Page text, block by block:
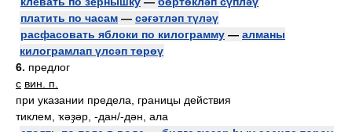
платить по часам — сәғәтләп түләү
расфасовать яблоки по килограмму — алманы
килограмлап үлсәп төрөү
6. предлог
с вин. п.
при указании предела, границы действия
тиклем, ҡәҙәр, -дан/-дән, ала